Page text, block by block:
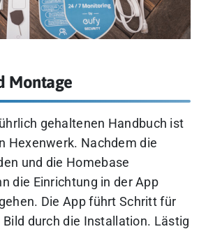
Montage
gehaltenen Handbuch ist
Hexenwerk. Nachdem die
und die Homebase
die Einrichtung in der App
Die App führt Schritt für
durch die Installation. Lästig